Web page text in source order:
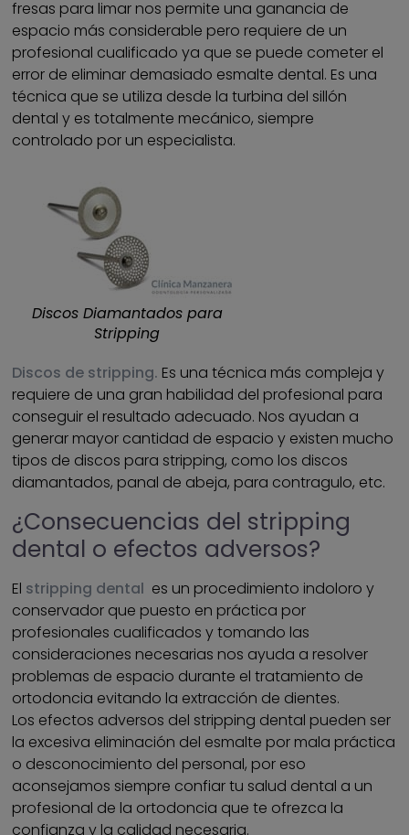
fresas para limar nos permite una ganancia de
espacio más considerable pero requiere de un
profesional cualificado ya que se puede cometer el
error de eliminar demasiado esmalte dental. Es una
técnica que se utiliza desde la turbina del sillón
dental y es totalmente mecánico, siempre
controlado por un especialista.
Discos Diamantados para
Stripping
Discos de stripping. Es una técnica más compleja y
requiere de una gran habilidad del profesional para
conseguir el resultado adecuado. Nos ayudan a
generar mayor cantidad de espacio y existen mucho
tipos de discos para stripping, como los discos
diamantados, panal de abeja, para contragulo, etc.
¿Consecuencias del stripping
dental o efectos adversos?
El stripping dental es un procedimiento indoloro y
conservador que puesto en práctica por
profesionales cualificados y tomando las
consideraciones necesarias nos ayuda a resolver
problemas de espacio durante el tratamiento de
ortodoncia evitando la extracción de dientes.
Los efectos adversos del stripping dental pueden ser
la excesiva eliminación del esmalte por mala práctica
o desconocimiento del personal, por eso
aconsejamos siempre confiar tu salud dental a un
profesional de la ortodoncia que te ofrezca la
confianza y la calidad necesaria.